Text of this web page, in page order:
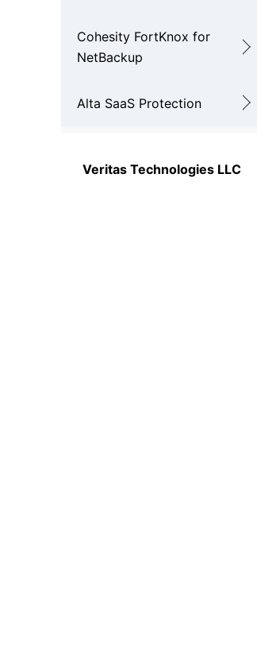
Cohesity FortKnox for
NetBackup
Alta SaaS Protection
Veritas Technologies LLC